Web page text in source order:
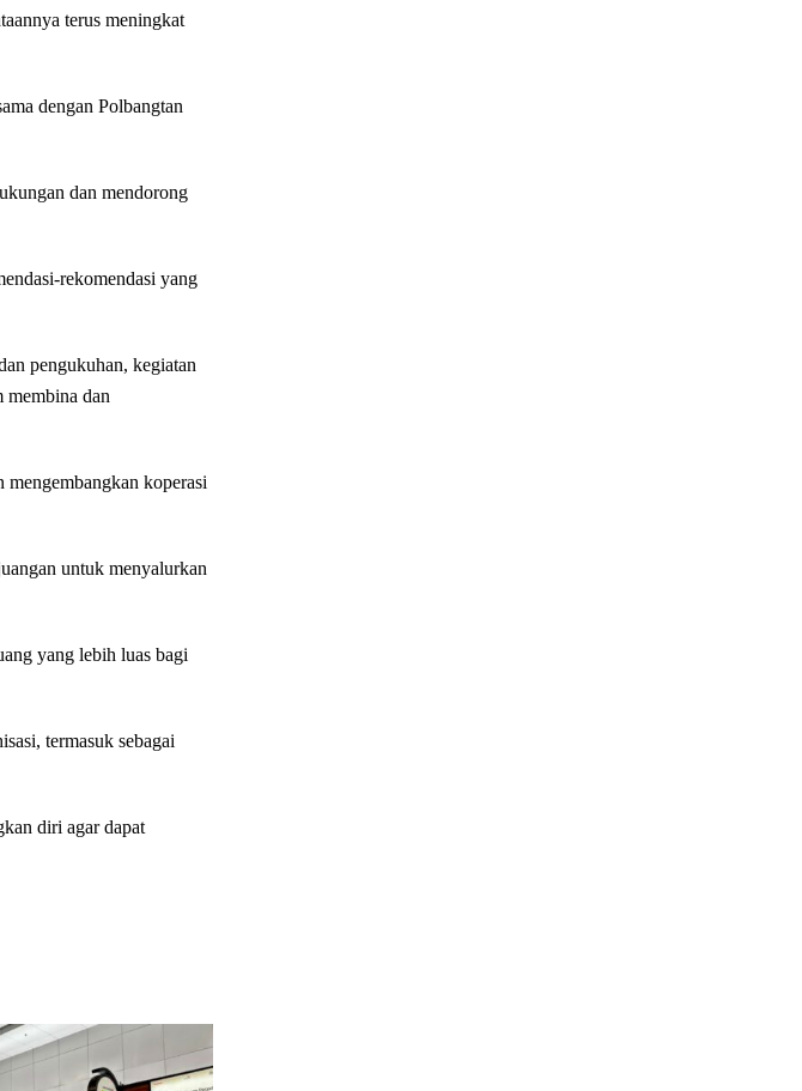
terus meningkat
dengan Polbangtan
dan mendorong
rekomendasi yang
pengukuhan, kegiatan
membina dan
koperasi
untuk menyalurkan
yang lebih luas bagi
termasuk sebagai
diri agar dapat